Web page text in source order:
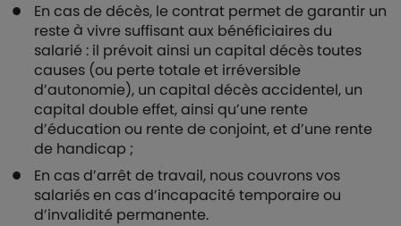
En cas de décès, le contrat permet de garantir un
reste à vivre suffisant aux bénéficiaires du
salarié : il prévoit ainsi un capital décès toutes
causes (ou perte totale et irréversible
d’autonomie), un capital décès accidentel, un
capital double effet, ainsi qu’une rente
d’éducation ou rente de conjoint, et d’une rente
de handicap ;
En cas d’arrêt de travail, nous couvrons vos
salariés en cas d’incapacité temporaire ou
d’invalidité permanente.